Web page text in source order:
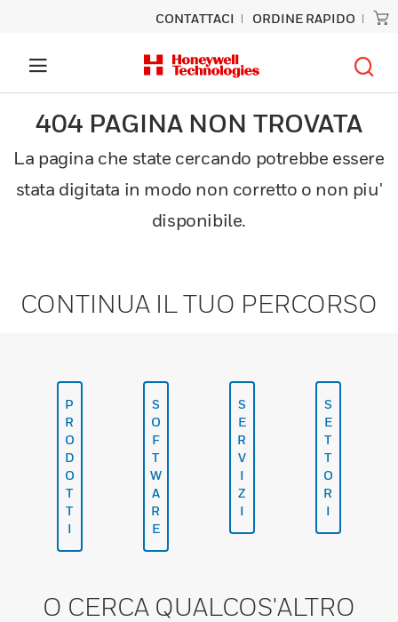
CONTATTACI ORDINE RAPIDO
404 PAGINA NON TROVATA
La pagina che state cercando potrebbe essere
stata digitata in modo non corretto o non piu'
disponibile.
CONTINUA IL TUO PERCORSO
P
R
O
D
O
T
T
I
S
O
F
T
W
A
R
E
S
E
R
V
I
Z
I
S
E
T
T
O
R
I
O CERCA QUALCOS'ALTRO